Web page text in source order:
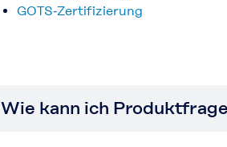
GOTS‑Zertifizierung
Wie kann ich